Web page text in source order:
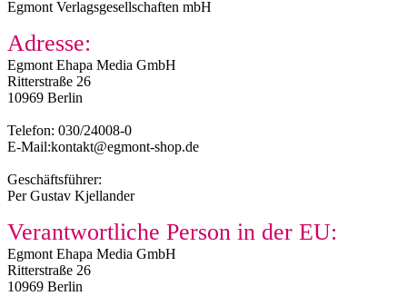
Egmont Verlagsgesellschaften mbH
Adresse:
Egmont Ehapa Media GmbH
Ritterstraße 26
10969 Berlin
Telefon: 030/24008-0
E-Mail:kontakt@egmont-shop.de
Geschäftsführer:
Per Gustav Kjellander
Verantwortliche Person in der EU:
Egmont Ehapa Media GmbH
Ritterstraße 26
10969 Berlin